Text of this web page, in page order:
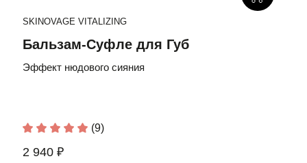
SKINOVAGE VITALIZING
Бальзам-Суфле для Губ
Эффект нюдового сияния
(9)
2 940 ₽